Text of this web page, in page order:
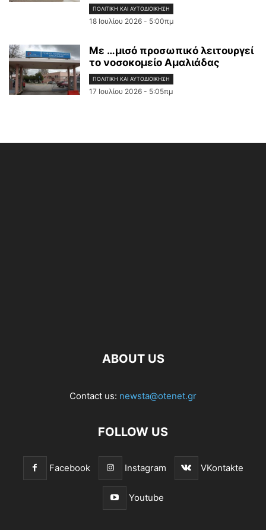
ΠΟΛΙΤΙΚΉ ΚΑΙ ΑΥΤΟΔΙΟΊΚΗΣΗ
18 Ιουλίου 2026 - 5:00πμ
Με …μισό προσωπικό λειτουργεί
το νοσοκομείο Αμαλιάδας
ΠΟΛΙΤΙΚΉ ΚΑΙ ΑΥΤΟΔΙΟΊΚΗΣΗ
17 Ιουλίου 2026 - 5:05πμ
ABOUT US
Contact us: newsta@otenet.gr
FOLLOW US
Facebook Instagram VKontakte
Youtube